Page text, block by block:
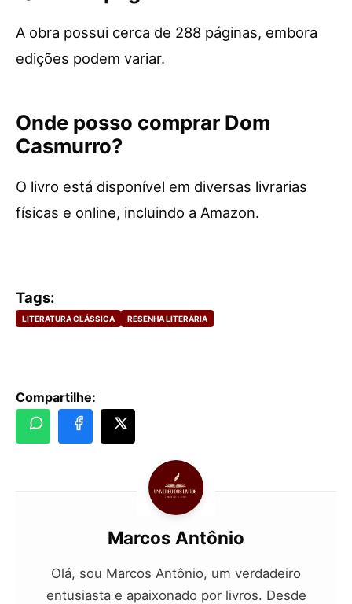
A obra possui cerca de 288 páginas, embora
edições podem variar.
Onde posso comprar Dom
Casmurro?
O livro está disponível em diversas livrarias
físicas e online, incluindo a Amazon.
Tags:
LITERATURA CLÁSSICA RESENHA LITERÁRIA
Compartilhe:
Marcos Antônio
Olá, sou Marcos Antônio, um verdadeiro
entusiasta e apaixonado por livros. Desde